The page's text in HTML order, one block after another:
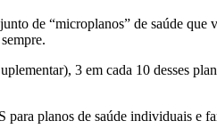
de “microplanos” de saúde
3 em cada 10 desses
planos de saúde individuais e